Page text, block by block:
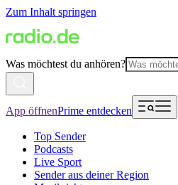
Zum Inhalt springen
Was möchtest du anhören?
App öffnenPrime entdecken
Top Sender
Podcasts
Live Sport
Sender aus deiner Region